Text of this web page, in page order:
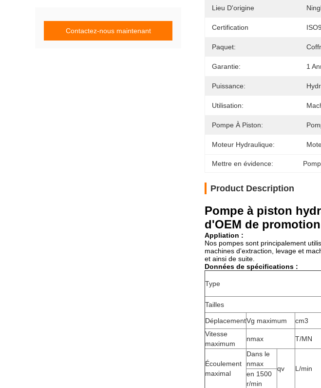
Contactez-nous maintenant
Lieu D'origine
Certification
Paquet:
Garantie: 1
Puissance:
Utilisation:
Pompe À Piston:
Moteur Hydraulique:
Mettre en évidence:
Product Description
Pompe à piston
d'OEM de promotion
Appliation :
Nos pompes sont principalement
machines d'extraction, levage et
et ainsi de suite.
Données de spécifications :
Type
Tailles
DéplacementVg maximum cm3
Vitesse
maximum
nmax T/MN
Écoulement
maximal
Dans le
nmax
qv L/min
en 1500
r/min